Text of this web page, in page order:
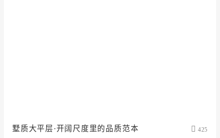
墅质大平层·开阔尺度里的品质范本 425